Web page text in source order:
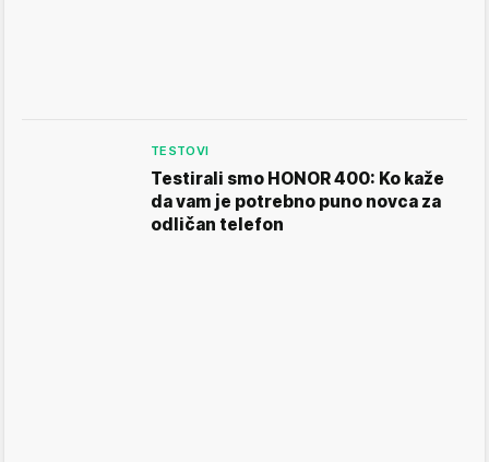
TESTOVI
Testirali smo HONOR 400: Ko kaže
da vam je potrebno puno novca za
odličan telefon